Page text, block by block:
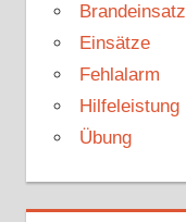
Brandeinsatz
Einsätze
Fehlalarm
Hilfeleistung
Übung